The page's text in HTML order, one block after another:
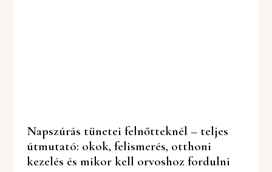
Napszúrás tünetei felnőtteknél – teljes
útmutató: okok, felismerés, otthoni
kezelés és mikor kell orvoshoz fordulni